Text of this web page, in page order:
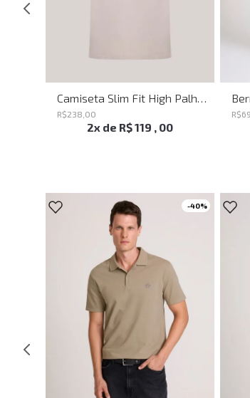
Camiseta Slim Fit High Palha John John Masculina
R$238 00
2x de R$119 , 00
R$
-40%